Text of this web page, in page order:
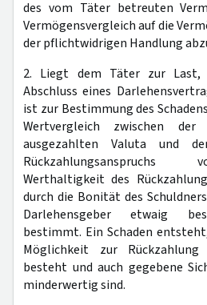
des vom Täter betreuten
Vermögensvergleich auf die
der pflichtwidrigen Handlung
2. Liegt dem Täter zur Last,
Abschluss eines
ist zur Bestimmung des
Wertvergleich zwischen der
ausgezahlten Valuta und
Rückzahlungsanspruchs
Werthaltigkeit des
durch die Bonität des
Darlehensgeber etwaig
bestimmt. Ein Schaden
Möglichkeit zur
besteht und auch gegebene
minderwertig sind.